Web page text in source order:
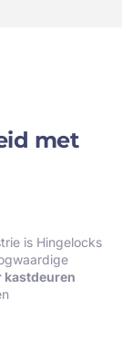
met
is Hingelocks
kastdeuren